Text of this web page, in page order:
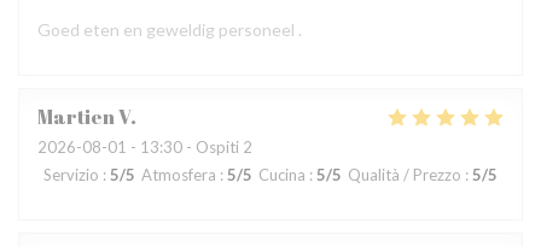
Goed eten en geweldig personeel .
MartienV
2026-08-01 - 13:30 - Ospiti 2
Servizio : 5/5 Atmosfera : 5/5 Cucina : 5/5 Qualità / Prezzo : 5/5